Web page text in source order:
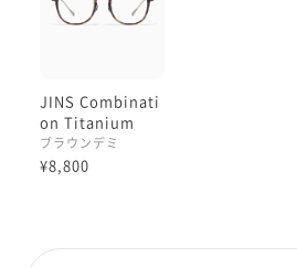
JINS Combinati
on Titanium
ブラウンデミ
¥8,800